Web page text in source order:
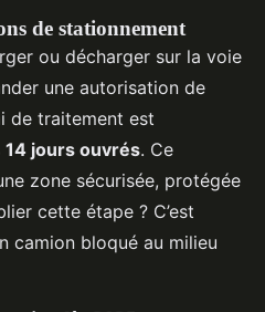
de stationnement
ou décharger sur la voie
une autorisation de
de traitement est
14 jours ouvrés. Ce
zone sécurisée, protégée
cette étape ? C’est
camion bloqué au milieu